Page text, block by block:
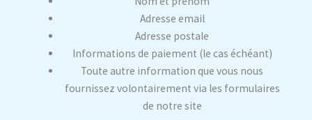
Adresse email
Adresse postale
Informations de paiement (le cas échéant)
Toute autre information que vous nous
fournissez volontairement via les formulaires
de notre site